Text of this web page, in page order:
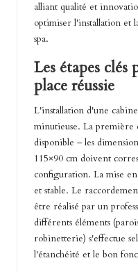
alliant qualité et
optimiser l'installation et
spa.
Les étapes clés
place réussie
L'installation d'une
minutieuse. La première
disponible – les
115×90 cm doivent
configuration. La mise
et stable. Le
être réalisé par un
différents éléments
robinetterie) s'effectue
l'étanchéité et le bon